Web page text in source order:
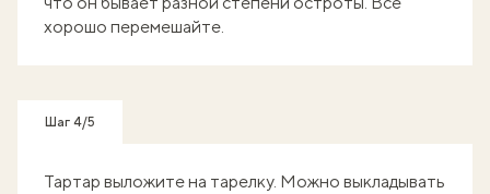
хорошо перемешайте.
Шаг 4/5
Тартар выложите на тарелку. Можно выкладывать